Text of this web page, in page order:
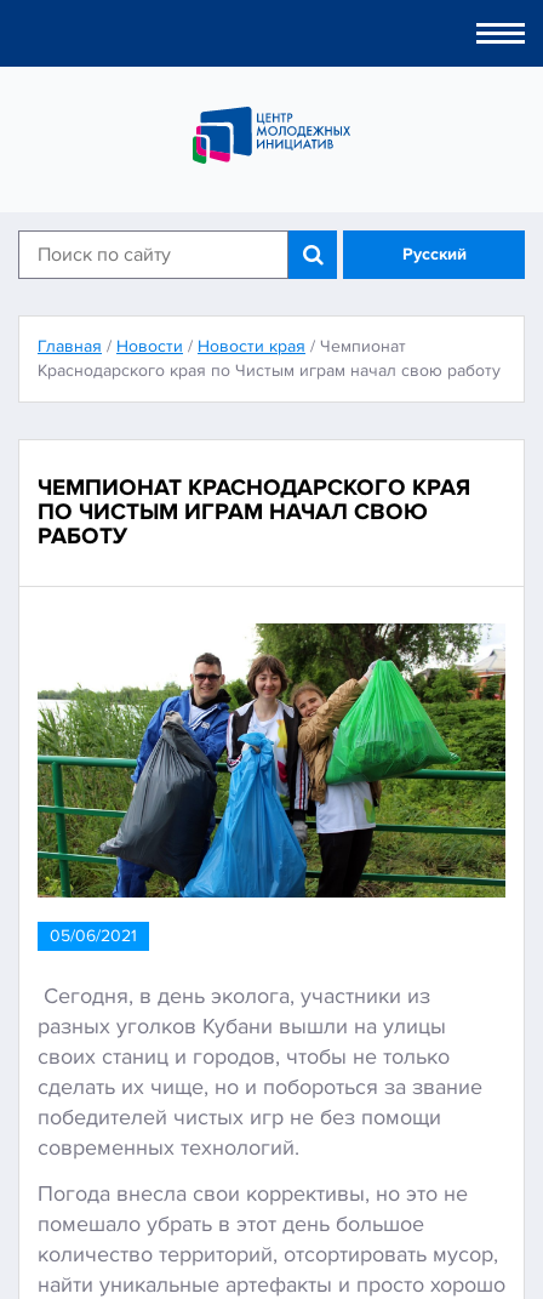
Русский
Главная / Новости / Новости края / Чемпионат
Краснодарского края по Чистым играм начал свою работу
ЧЕМПИОНАТ КРАСНОДАРСКОГО КРАЯ
ПО ЧИСТЫМ ИГРАМ НАЧАЛ СВОЮ
РАБОТУ
05/06/2021
Сегодня, в день эколога, участники из
разных уголков Кубани вышли на улицы
своих станиц и городов, чтобы не только
сделать их чище, но и побороться за звание
победителей чистых игр не без помощи
современных технологий.
Погода внесла свои коррективы, но это не
помешало убрать в этот день большое
количество территорий, отсортировать мусор,
найти уникальные артефакты и просто хорошо